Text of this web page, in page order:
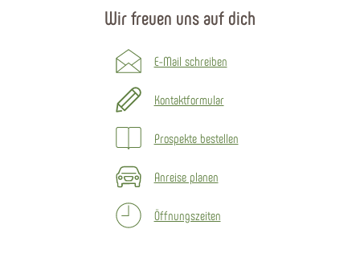
Wir freuen uns auf dich
E-Mail schreiben
Kontaktformular
Prospekte bestellen
Anreise planen
Öffnungszeiten